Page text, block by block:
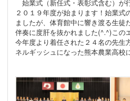
始業式（新任式・表彰式含む）が
２０１９年度が始まります！始業式
ましたが、体育館中に響き渡る生徒
伴奏に度肝を抜かれました(^.^)この
今年度より着任された２４名の先生
ネルギッシュになった熊本農業高校